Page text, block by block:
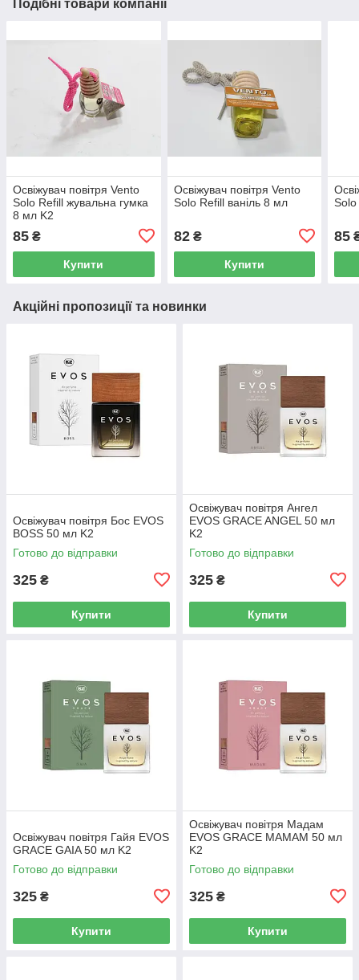
Подібні товари компанії
Освіжувач повітря Vento
Solo Refill жувальна гумка
8 мл K2
85 ₴
Купити
Освіжувач повітря Vento
Solo Refill ваніль 8 мл
82₴
Купити
85
Акційні пропозиції та новинки
Освіжувач повітря Бос EVOS
BOSS 50 мл K2
Готово до відправки
325 ₴
Купити
Освіжувач повітря Ангел
EVOS GRACE ANGEL 50 мл
K2
Готово до відправки
325 ₴
Купити
Освіжувач повітря Гайя EVOS
GRACE GAIA 50 мл K2
Готово до відправки
325 ₴
Купити
Освіжувач повітря Мадам
EVOS GRACE MAMAM 50 мл
K2
Готово до відправки
325 ₴
Купити